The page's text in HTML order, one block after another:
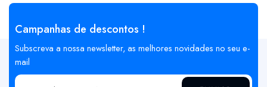
Campanhas de descontos !
Subscreva a nossa newsletter, as melhores novidades no seu e-
mail